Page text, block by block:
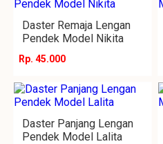
Daster Remaja Lengan
Pendek Model Nikita
Rp. 45.000
Daster Panjang Lengan
Pendek Model Lalita